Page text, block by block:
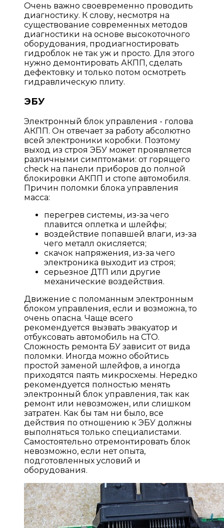
Очень важно своевременно проводить
диагностику. К слову, несмотря на
существование современных методов
диагностики на основе высокоточного
оборудования, продиагностировать
гидроблок не так уж и просто. Для этого
нужно демонтировать АКПП, сделать
дефектовку и только потом осмотреть
гидравлическую плиту.
ЭБУ
Электронный блок управления - голова
АКПП. Он отвечает за работу абсолютно
всей электроники коробки. Поэтому
выход из строя ЭБУ может проявляется
различными симптомами: от горящего
check на панели приборов до полной
блокировки АКПП и стопе автомобиля.
Причин поломки блока управления
масса:
перегрев системы, из-за чего
плавится оплетка и шлейфы;
воздействие попавшей влаги, из-за
чего металл окисляется;
скачок напряжения, из-за чего
электроника выходит из строя;
серьезное ДТП или другие
механические воздействия.
Движение с поломанным электронным
блоком управления, если и возможна, то
очень опасна. Чаще всего
рекомендуется вызвать эвакуатор и
отбуксовать автомобиль на СТО.
Сложность ремонта БУ зависит от вида
поломки. Иногда можно обойтись
простой заменой шлейфов, а иногда
приходятся паять микросхемы. Нередко
рекомендуется полностью менять
электронный блок управления, так как
ремонт или невозможен, или слишком
затратен. Как бы там ни было, все
действия по отношению к ЭБУ должны
выполняться только специалистами.
Самостоятельно отремонтировать блок
невозможно, если нет опыта,
подготовленных условий и
оборудования.